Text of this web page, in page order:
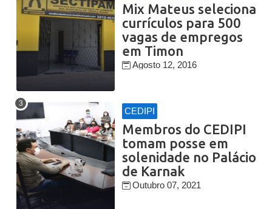
Mix Mateus seleciona
currículos para 500
vagas de empregos
em Timon
Agosto 12, 2016
CEDIPI
Membros do CEDIPI
tomam posse em
solenidade no Palácio
de Karnak
Outubro 07, 2021